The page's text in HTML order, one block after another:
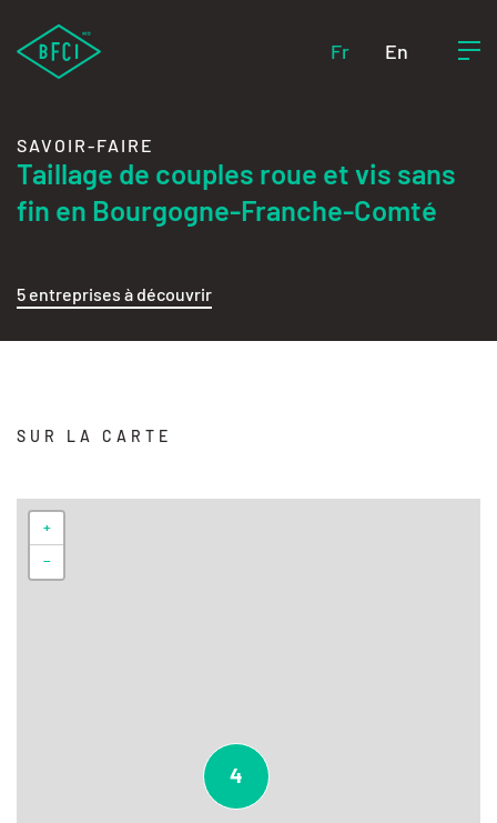
Fr En
SAVOIR-FAIRE
Taillage de couples roue et vis sans
fin en Bourgogne-Franche-Comté
5 entreprises à découvrir
SUR LA CARTE
4
+
−